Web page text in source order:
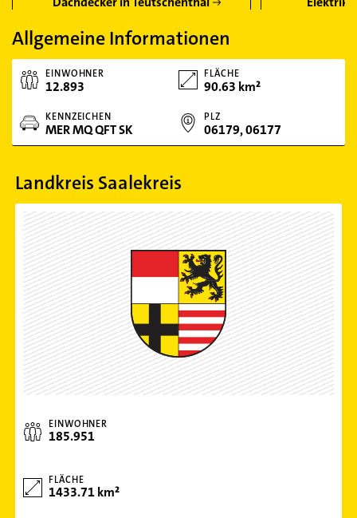
Allgemeine Informationen
EINWOHNER
12.893
FLÄCHE
90.63 km²
KENNZEICHEN
MER MQ QFT SK
PLZ
06179, 06177
Landkreis Saalekreis
EINWOHNER
185.951
FLÄCHE
1433.71 km²